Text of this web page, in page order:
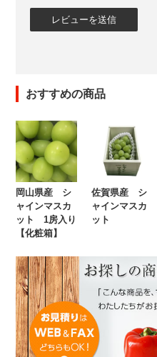
おすすめの商品
岡山県産 シ
ャインマスカ
ット 1房入り
【化粧箱】
佐賀県産 シ
ャインマスカ
ット